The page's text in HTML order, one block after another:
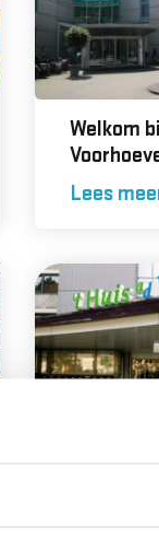
Welkom
Lees
Welkom
aan de
Lees